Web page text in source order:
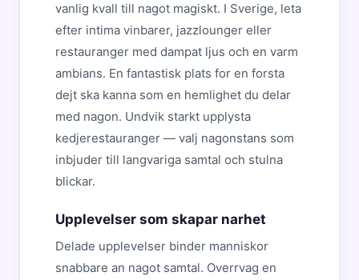
vanlig kvall till nagot magiskt. I Sverige, leta
efter intima vinbarer, jazzlounger eller
restauranger med dampat ljus och en varm
ambians. En fantastisk plats for en forsta
dejt ska kanna som en hemlighet du delar
med nagon. Undvik starkt upplysta
kedjerestauranger — valj nagonstans som
inbjuder till langvariga samtal och stulna
blickar.
Upplevelser som skapar narhet
Delade upplevelser binder manniskor
snabbare an nagot samtal. Overrvag en